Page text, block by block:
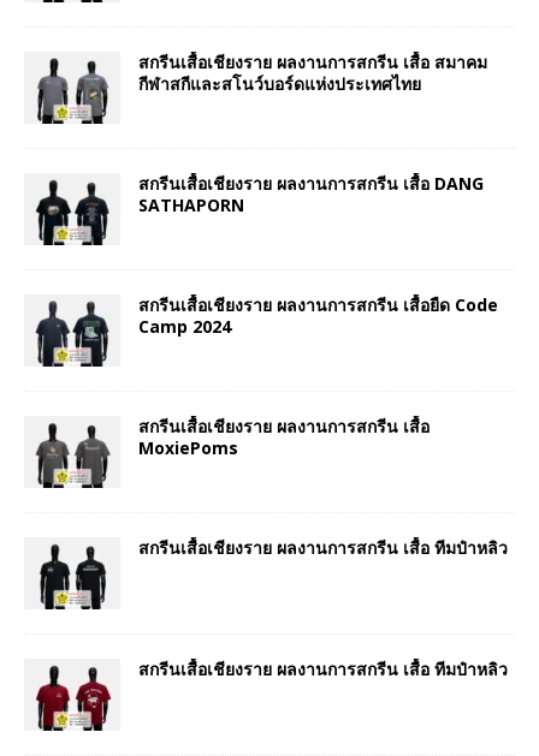
สกรีนเสื้อเชียงราย ผลงานการสกรีน เสื้อ สมาคม
กีฬาสกีและสโนว์บอร์ดแห่งประเทศไทย
สกรีนเสื้อเชียงราย ผลงานการสกรีน เสื้อ DANG
SATHAPORN
สกรีนเสื้อเชียงราย ผลงานการสกรีน เสื้อยืด Code
Camp 2024
สกรีนเสื้อเชียงราย ผลงานการสกรีน เสื้อ
MoxiePoms
สกรีนเสื้อเชียงราย ผลงานการสกรีน เสื้อ ทีมป๋าหลิว
สกรีนเสื้อเชียงราย ผลงานการสกรีน เสื้อ ทีมป๋าหลิว